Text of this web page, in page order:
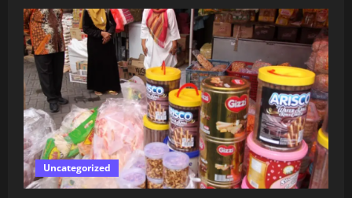
Uncategorized